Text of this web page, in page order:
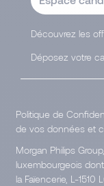
Découvrez les
Déposez votre
Politique de
de vos données et
Morgan Philips
luxembourgeois
la Faïencerie, L-